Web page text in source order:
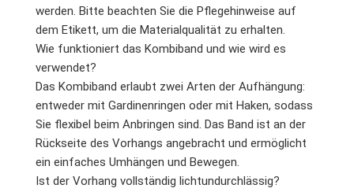
werden. Bitte beachten Sie die Pflegehinweise auf
dem Etikett, um die Materialqualität zu erhalten.
Wie funktioniert das Kombiband und wie wird es
verwendet?
Das Kombiband erlaubt zwei Arten der Aufhängung:
entweder mit Gardinenringen oder mit Haken, sodass
Sie flexibel beim Anbringen sind. Das Band ist an der
Rückseite des Vorhangs angebracht und ermöglicht
ein einfaches Umhängen und Bewegen.
Ist der Vorhang vollständig lichtundurchlässig?